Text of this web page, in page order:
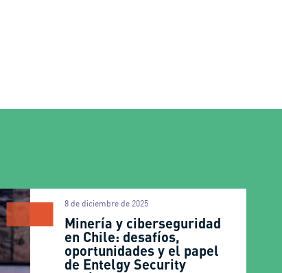
Minería y ciberseguridad
en Chile: desafíos,
oportunidades y el papel
de Entelgy Security
8 de diciembre de 2025